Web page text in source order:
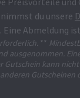
du unsere
Eine Abmeldung
**
ausgenommen.
Gutschein kann
Gutscheinen